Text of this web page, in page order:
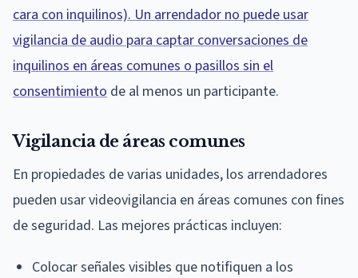
cara con inquilinos). Un arrendador no puede usar
vigilancia de audio para captar conversaciones de
inquilinos en áreas comunes o pasillos sin el
consentimiento de al menos un participante.
Vigilancia de áreas comunes
En propiedades de varias unidades, los arrendadores
pueden usar videovigilancia en áreas comunes con fines
de seguridad. Las mejores prácticas incluyen:
Colocar señales visibles que notifiquen a los